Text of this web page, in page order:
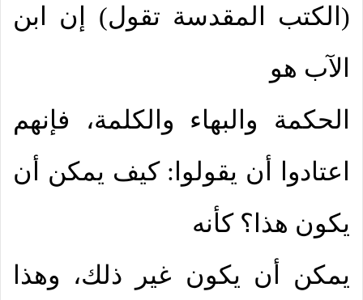
(الكتب المقدسة تقول) إن ابن
الآب هو
الحكمة والبهاء والكلمة، فإنهم
اعتادوا أن يقولوا: كيف يمكن أن
يكون هذا؟ كأنه
يمكن أن يكون غير ذلك، وهذا